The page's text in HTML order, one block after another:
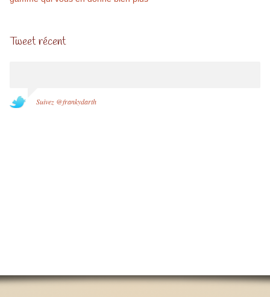
Tweet récent
Suivez @frankydarth